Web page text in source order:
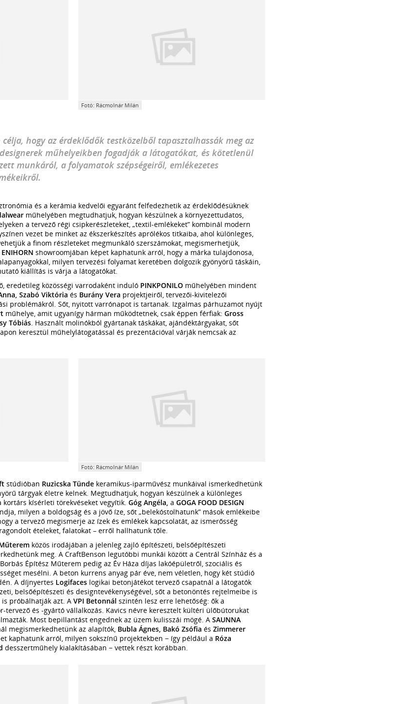
Fotó: Rácmolnár Milán
hogy az érdeklődők testközelből tapasztalhassák meg az
műhelyeikben fogadják a látogatókat, és kötetlenül
munkáról, a folyamatok szépségeiről, emlékezetes
és a kerámia kedvelői egyaránt felfedezhetik az érdeklődésüknek
műhelyében megtudhatjuk, hogyan készülnek a környezettudatos,
a tervező régi csipkerészleteket, „textil-emlékeket” kombinál modern
vezet be minket az ékszerkészítés aprólékos titkaiba, ahol különleges,
a finom részleteket megmunkáló szerszámokat, megismerhetjük,
ENIHORN showroomjában képet kaphatunk arról, hogy a márka tulajdonosa,
milyen tervezési folyamat keretében dolgozik gyönyörű táskáin,
kiállítás is várja a látogatókat.
eredetileg közösségi varrodaként induló PINKPONILO műhelyében mindent
Szabó Viktória és Burány Vera projektjeiről, tervezői-kivitelezői
problémákról. Sőt, nyitott varrónapot is tartanak. Izgalmas párhuzamot nyújt
műhelye, amit ugyanígy hárman működtetnek, csak éppen férfiak: Gross
Tóbiás. Használt molinókból gyártanak táskákat, ajándéktárgyakat, sőt
keresztül műhelylátogatással és prezentációval várják nemcsak az
Fotó: Rácmolnár Milán
stúdióban Ruzicska Tünde keramikus-iparművész munkáival ismerkedhetünk
tárgyak életre kelnek. Megtudhatjuk, hogyan készülnek a különleges
kortárs kísérleti törekvéseket vegyítik. Góg Angéla, a GOGA FOOD DESIGN
milyen a boldogság és a jövő íze, sőt „belekóstolhatunk” mások emlékeibe
a tervező megismerje az ízek és emlékek kapcsolatát, az ismerősség
ételeket, falatokat – erről hallhatunk tőle.
közös irodájában a jelenleg zajló építészeti, belsőépítészeti
meg. A CraftBenson legutóbbi munkái között a Centrál Színház és a
Építész Műterem pedig az Év Háza díjas lakóépületről, szociális és
mesélni. A beton kurrens anyag pár éve, nem véletlen, hogy két stúdió
A díjnyertes Logifaces logikai betonjátékot tervező csapatnál a látogatók
belsőépítészeti és designtevékenységével, sőt a betonöntés rejtelmeibe is
próbálhatják azt. A VPI Betonnál szintén lesz erre lehetőség: ők a
és -gyártó vállalkozás. Kavics névre keresztelt kültéri ülőbútorukat
Most bepillantást engednek az üzem kulisszái mögé. A SAUNNA
megismerkedhetünk az alapítók, Bubla Ágnes, Bakó Zsófia és Zimmerer
kaphatunk arról, milyen sokszínű projektekben − így például a Róza
desszertműhely kialakításában − vettek részt korábban.